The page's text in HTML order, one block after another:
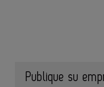
Publique su